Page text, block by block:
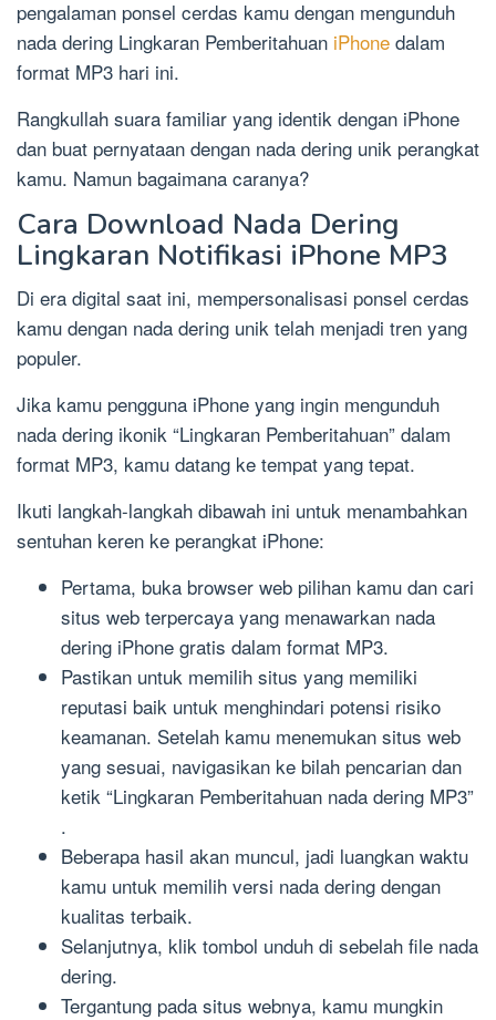
pengalaman ponsel cerdas kamu dengan mengunduh
nada dering Lingkaran Pemberitahuan iPhone dalam
format MP3 hari ini.
Rangkullah suara familiar yang identik dengan iPhone
dan buat pernyataan dengan nada dering unik perangkat
kamu. Namun bagaimana caranya?
Cara Download Nada Dering
Lingkaran Notifikasi iPhone MP3
Di era digital saat ini, mempersonalisasi ponsel cerdas
kamu dengan nada dering unik telah menjadi tren yang
populer.
Jika kamu pengguna iPhone yang ingin mengunduh
nada dering ikonik “Lingkaran Pemberitahuan” dalam
format MP3, kamu datang ke tempat yang tepat.
Ikuti langkah-langkah dibawah ini untuk menambahkan
sentuhan keren ke perangkat iPhone:
Pertama, buka browser web pilihan kamu dan cari
situs web terpercaya yang menawarkan nada
dering iPhone gratis dalam format MP3.
Pastikan untuk memilih situs yang memiliki
reputasi baik untuk menghindari potensi risiko
keamanan. Setelah kamu menemukan situs web
yang sesuai, navigasikan ke bilah pencarian dan
ketik “Lingkaran Pemberitahuan nada dering MP3”
.
Beberapa hasil akan muncul, jadi luangkan waktu
kamu untuk memilih versi nada dering dengan
kualitas terbaik.
Selanjutnya, klik tombol unduh di sebelah file nada
dering.
Tergantung pada situs webnya, kamu mungkin